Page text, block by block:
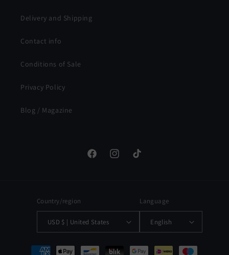
Delivery and Shipping
Contact info
Conditions of Sale
Privacy Policy
Blog / Magazine
FacebookInstagramTikTok
Country/region
USD $ | United States
Language
English
Payment